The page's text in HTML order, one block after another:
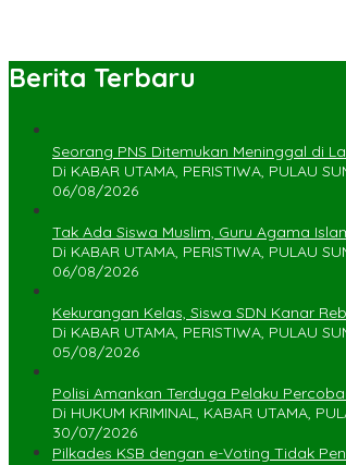
Berita Terbaru
Seorang PNS Ditemukan Meninggal di
Di KABAR UTAMA, PERISTIWA, PULAU
06/08/2026
Tak Ada Siswa Muslim, Guru Agama
Di KABAR UTAMA, PERISTIWA, PULAU
06/08/2026
Kekurangan Kelas, Siswa SDN Kanar
Di KABAR UTAMA, PERISTIWA, PULAU
05/08/2026
Polisi Amankan Terduga Pelaku
Di HUKUM KRIMINAL, KABAR UTAMA,
30/07/2026
Pilkades KSB dengan e-Voting Tidak